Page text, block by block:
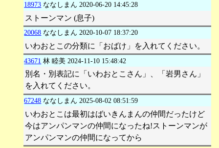
18973 ななしまん 2020-06-20 14:45:28
ストーンマン (息子)
20068 ななしまん 2020-10-07 18:37:20
いわおとこの分類に「おばけ」を入れてください。
43671 林 睦美 2024-11-10 15:48:42
別名・別表記に「いわおとこさん」、「岩男さん」
を入れてください。
67248 ななしまん 2025-08-02 08:51:59
いわおとこは最初はばいきんまんの仲間だったけど
今はアンパンマンの仲間になったね!ストーンマンが
アンパンマンの仲間になってから